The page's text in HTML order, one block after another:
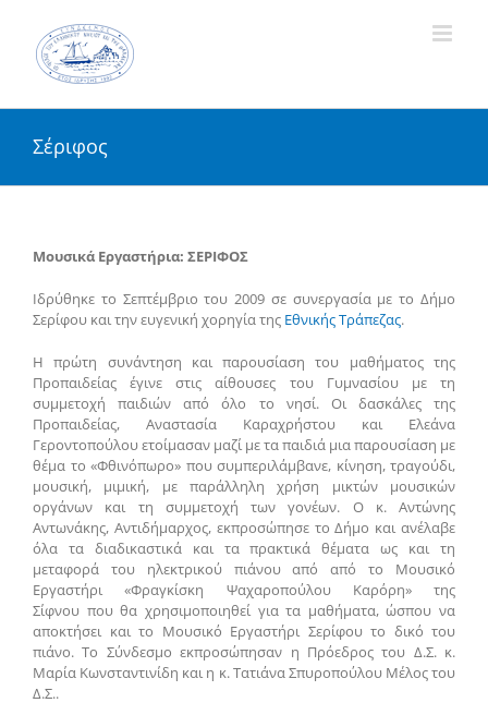
content
Σέριφος
Μουσικά Εργαστήρια: ΣΕΡΙΦΟΣ
Ιδρύθηκε το Σεπτέμβριο του 2009 σε συνεργασία με το Δήμο
Σερίφου και την ευγενική χορηγία της Εθνικής Τράπεζας.
Η πρώτη συνάντηση και παρουσίαση του μαθήματος της
Προπαιδείας έγινε στις αίθουσες του Γυμνασίου με τη
συμμετοχή παιδιών από όλο το νησί. Οι δασκάλες της
Προπαιδείας, Αναστασία Καραχρήστου και Ελεάνα
Γεροντοπούλου ετοίμασαν μαζί με τα παιδιά μια παρουσίαση με
θέμα το «Φθινόπωρο» που συμπεριλάμβανε, κίνηση, τραγούδι,
μουσική, μιμική, με παράλληλη χρήση μικτών μουσικών
οργάνων και τη συμμετοχή των γονέων. Ο κ. Αντώνης
Αντωνάκης, Αντιδήμαρχος, εκπροσώπησε το Δήμο και ανέλαβε
όλα τα διαδικαστικά και τα πρακτικά θέματα ως και τη
μεταφορά του ηλεκτρικού πιάνου από από το Μουσικό
Εργαστήρι «Φραγκίσκη Ψαχαροπούλου Καρόρη» της
Σίφνου που θα χρησιμοποιηθεί για τα μαθήματα, ώσπου να
αποκτήσει και το Μουσικό Εργαστήρι Σερίφου το δικό του
πιάνο. Το Σύνδεσμο εκπροσώπησαν η Πρόεδρος του Δ.Σ. κ.
Μαρία Κωνσταντινίδη και η κ. Τατιάνα Σπυροπούλου Μέλος του
Δ.Σ..